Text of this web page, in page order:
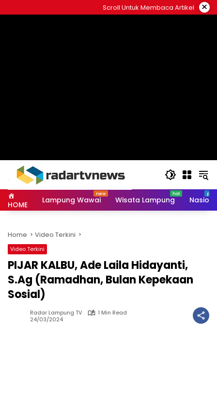
to
Scroll Untuk Membaca Artikel ×
HOME Lampung Wawai Wisata Lampung
Home Video Terkini
Video Terkini
PIJAR KALBU, Ade Laila Hidayanti,
S.Ag (Ramadhan, Bulan Kepekaan
Sosial)
Radar Lampung TV
1 Min Read
24/03/2024